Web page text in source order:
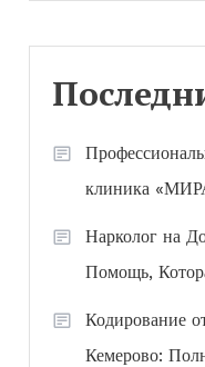
клиника
Нарколог на
Помощь,
Кодирование
Кемерово: